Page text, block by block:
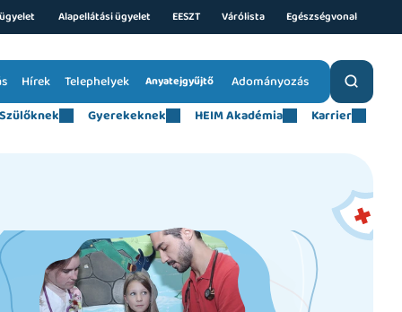
Alapellátási ügyelet EESZT Várólista Egészségvonal
Telephelyek Anyatejgyűjtő Adományozás
Hírek
Szülőknek Gyerekeknek HEIM Akadémia Karrier